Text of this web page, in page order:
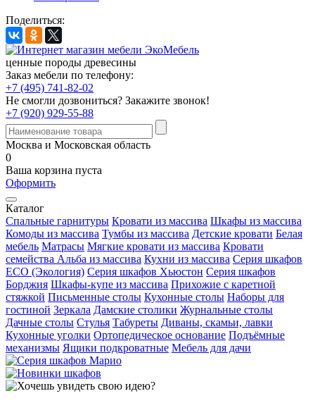
Поделиться:
ценные породы древесины
Заказ мебели по телефону:
+7 (495) 741-82-02
Не смогли дозвониться? Закажите звонок!
+7 (920) 929-55-88
Москва и Московская область
0
Ваша корзина пуста
Оформить
Каталог
Спальные гарнитуры Кровати из массива Шкафы из массива
Комоды из массива Тумбы из массива Детские кровати Белая
мебель Матрасы Мягкие кровати из массива Кровати
семейства Альба из массива Кухни из массива Серия шкафов
ECO (Экология) Серия шкафов Хьюстон Серия шкафов
Борджия Шкафы-купе из массива Прихожие с каретной
стяжкой Письменные столы Кухонные столы Наборы для
гостиной Зеркала Дамские столики Журнальные столы
Дачные столы Стулья Табуреты Диваны, скамьи, лавки
Кухонные уголки Ортопедическое основание Подъёмные
механизмы Ящики подкроватные Мебель для дачи